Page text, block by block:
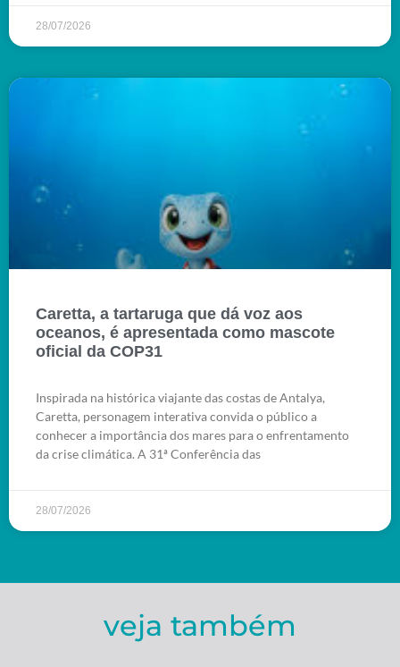
28/07/2026
Caretta, a tartaruga que dá voz aos
oceanos, é apresentada como mascote
oficial da COP31
Inspirada na histórica viajante das costas de Antalya,
Caretta, personagem interativa convida o público a
conhecer a importância dos mares para o enfrentamento
da crise climática. A 31ª Conferência das
28/07/2026
veja também